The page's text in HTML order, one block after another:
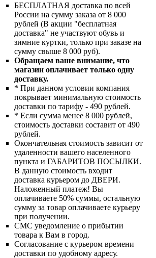
БЕСПЛАТНАЯ доставка по всей
России на сумму заказа от 8 000
рублей (В акции "бесплатная
доставка" не участвуют обувь и
зимние куртки, только при заказе на
сумму свыше 8 000 руб).
Обращаем ваше внимание, что
магазин оплачивает только одну
доставку.
* При данном условии компания
покрывает минимальную стоимость
доставки по тарифу - 490 рублей.
* Если сумма менее 8 000 рублей,
стоимость доставки составит от 490
рублей.
Окончательная стоимость зависит от
удаленности вашего населенного
пункта и ГАБАРИТОВ ПОСЫЛКИ.
В данную стоимость входит
доставка курьером до ДВЕРИ.
Наложенный платеж! Вы
оплачиваете 50% суммы, остальную
сумму за товар оплачиваете курьеру
при получении.
СМС уведомление о прибытии
товара к Вам в город.
Согласование с курьером времени
доставки по удобному адресу.